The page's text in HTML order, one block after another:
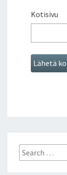
Kotisivu
Search
for: